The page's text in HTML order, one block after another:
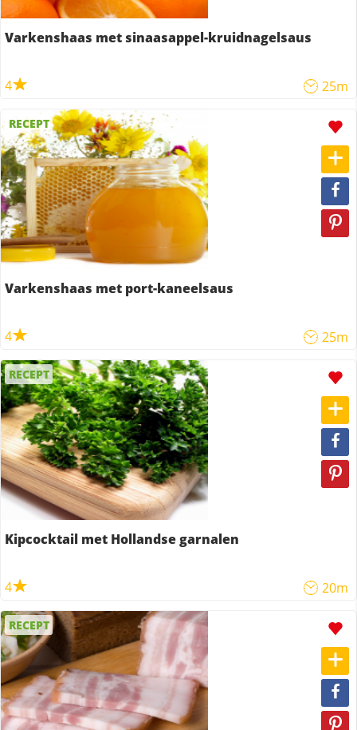
Varkenshaas met sinaasappel-kruidnagelsaus
4 25m
RECEPT
Varkenshaas met port-kaneelsaus
4 25m
RECEPT
Kipcocktail met Hollandse garnalen
4 20m
RECEPT